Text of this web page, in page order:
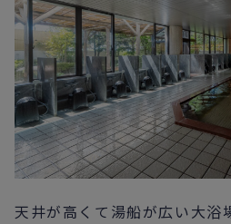
天井が高くて湯船が広い大浴